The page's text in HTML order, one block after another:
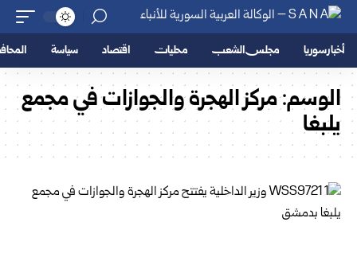
أخبار سوريا مجلس الشعب محليات اقتصاد سياسة
الوسم:مركز الهجرة والجوازات في مجمع
يلبغا